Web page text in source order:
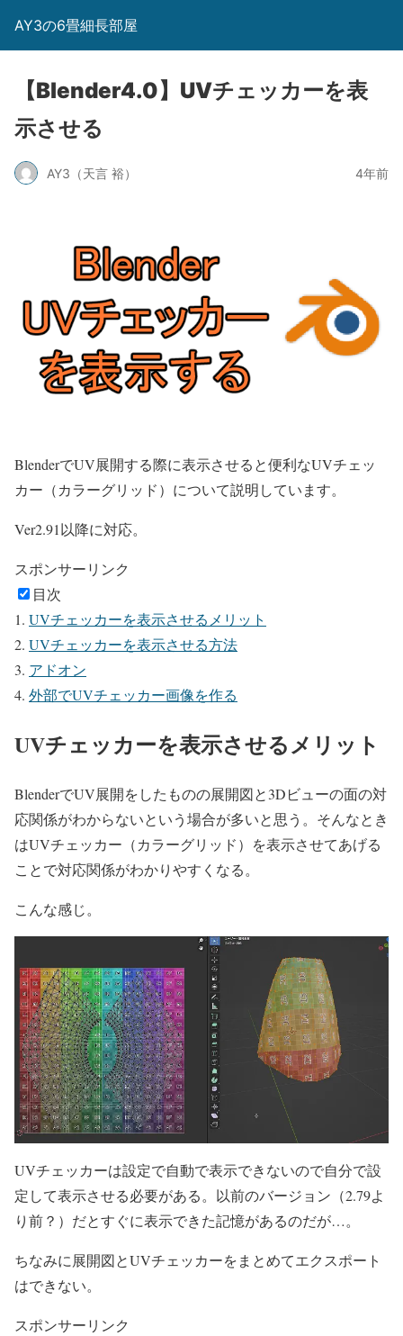
AY3の6畳細長部屋
【Blender4.0】UVチェッカーを表
示させる
AY3（天言 裕） 4年前
BlenderでUV展開する際に表示させると便利なUVチェッ
カー（カラーグリッド）について説明しています。
Ver2.91以降に対応。
スポンサーリンク
目次
UVチェッカーを表示させるメリット
UVチェッカーを表示させる方法
アドオン
外部でUVチェッカー画像を作る
UVチェッカーを表示させるメリット
BlenderでUV展開をしたものの展開図と3Dビューの面の対
応関係がわからないという場合が多いと思う。そんなとき
はUVチェッカー（カラーグリッド）を表示させてあげる
ことで対応関係がわかりやすくなる。
こんな感じ。
UVチェッカーは設定で自動で表示できないので自分で設
定して表示させる必要がある。以前のバージョン（2.79よ
り前？）だとすぐに表示できた記憶があるのだが…。
ちなみに展開図とUVチェッカーをまとめてエクスポート
はできない。
スポンサーリンク